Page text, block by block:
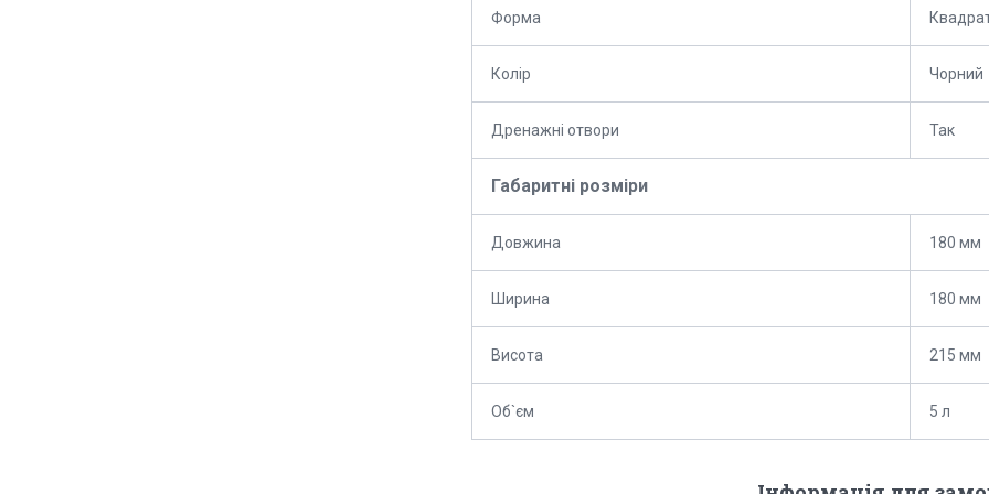
Форма
Колір Чорний
Дренажні отвори Так
Габаритні розміри
Довжина 180 мм
Ширина 180 мм
Висота 215 мм
Об`єм 5 л